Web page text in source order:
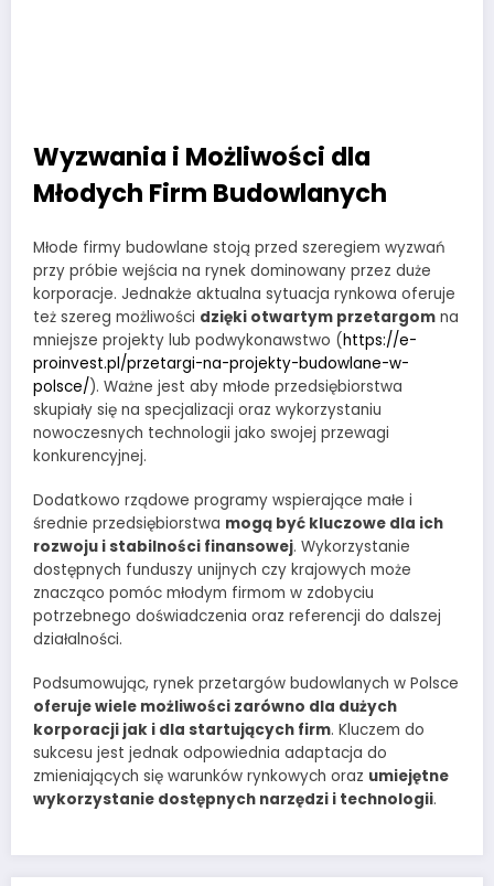
Wyzwania i Możliwości dla
Młodych Firm Budowlanych
Młode firmy budowlane stoją przed szeregiem wyzwań
przy próbie wejścia na rynek dominowany przez duże
korporacje. Jednakże aktualna sytuacja rynkowa oferuje
też szereg możliwości dzięki otwartym przetargom na
mniejsze projekty lub podwykonawstwo (https://e-
proinvest.pl/przetargi-na-projekty-budowlane-w-
polsce/). Ważne jest aby młode przedsiębiorstwa
skupiały się na specjalizacji oraz wykorzystaniu
nowoczesnych technologii jako swojej przewagi
konkurencyjnej.
Dodatkowo rządowe programy wspierające małe i
średnie przedsiębiorstwa mogą być kluczowe dla ich
rozwoju i stabilności finansowej. Wykorzystanie
dostępnych funduszy unijnych czy krajowych może
znacząco pomóc młodym firmom w zdobyciu
potrzebnego doświadczenia oraz referencji do dalszej
działalności.
Podsumowując, rynek przetargów budowlanych w Polsce
oferuje wiele możliwości zarówno dla dużych
korporacji jak i dla startujących firm. Kluczem do
sukcesu jest jednak odpowiednia adaptacja do
zmieniających się warunków rynkowych oraz umiejętne
wykorzystanie dostępnych narzędzi i technologii.